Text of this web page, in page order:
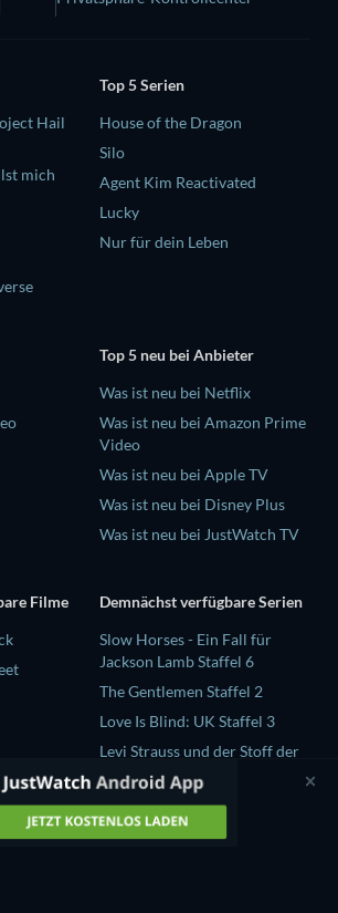
Hail
mich
Top 5 Serien
House of the Dragon
Silo
Agent Kim Reactivated
Lucky
Nur für dein Leben
Top 5 neu bei Anbieter
Was ist neu bei Netflix
Was ist neu bei Amazon Prime
Video
Was ist neu bei Apple TV
Was ist neu bei Disney Plus
Was ist neu bei JustWatch TV
Filme
Demnächst verfügbare Serien
Slow Horses - Ein Fall für
Jackson Lamb Staffel 6
The Gentlemen Staffel 2
Love Is Blind: UK Staffel 3
Levi Strauss und der Stoff der
Träume Staffel 1
Chicago Fire Staffel 14